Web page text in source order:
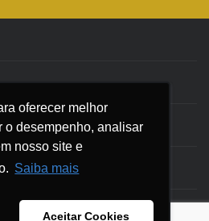
oferecer melhor
o desempenho, analisar
nosso site e
Saiba mais
Aceitar Cookies
oferecer melhor
o desempenho, analisar
nosso site e
Saiba mais
Aceitar Cookies